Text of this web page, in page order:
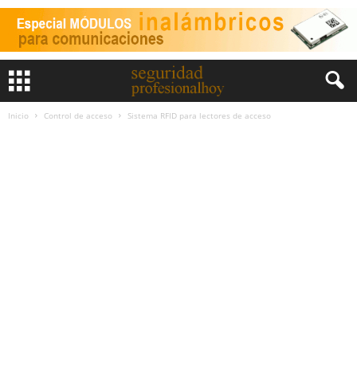
Inicio Control de acceso Sistema RFID para lectores de acceso